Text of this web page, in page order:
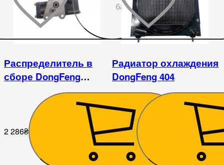
бажаного
Распределитель в
сборе DongFeng
2 286₴
Радиатор охлаждения
DongFeng 404
7 425₴